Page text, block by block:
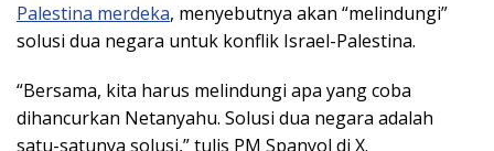
Palestina merdeka, menyebutnya akan “melindungi”
solusi dua negara untuk konflik Israel-Palestina.
“Bersama, kita harus melindungi apa yang coba
dihancurkan Netanyahu. Solusi dua negara adalah
satu-satunya solusi,” tulis PM Spanyol di X.